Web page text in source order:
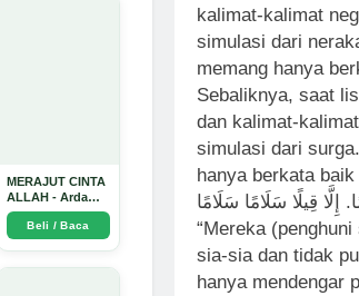
MERAJUT CINTA
ALLAH - Arda
Dinata
Beli / Baca
kalimat-kalimat
simulasi dari
memang hanya
Sebaliknya, saat
dan kalimat-
simulasi dari
hanya berkata
إِلَّا قِيلًا سَلَامًا سَلَامًا
“Mereka
sia-sia dan tidak
hanya mendengar